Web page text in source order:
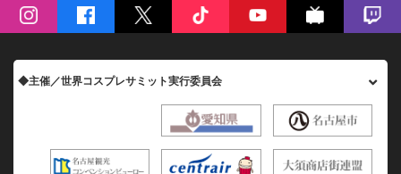
◆主催／世界コスプレサミット実行委員会